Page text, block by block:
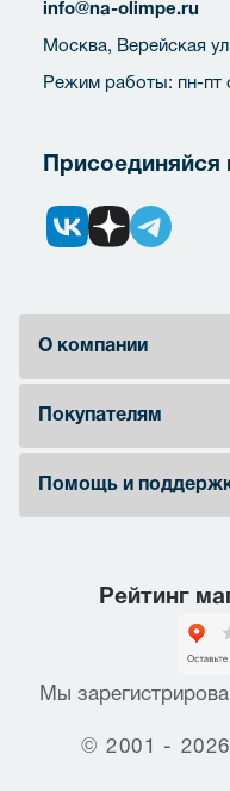
info@na-olimpe.ru
Москва, Верейская
Режим работы: пн-пт
Присоединяйся
О компании
Покупателям
Помощь и
Рейтинг
Мы
© 2001 -